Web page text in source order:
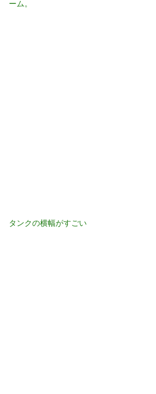
ーム。
タンクの横幅がすごい